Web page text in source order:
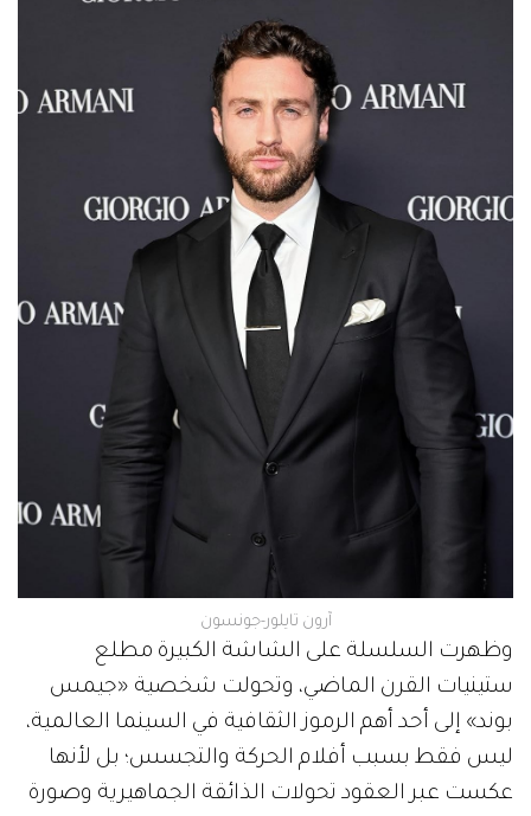
آرون تايلور-جونسون
وظهرت السلسلة على الشاشة الكبيرة مطلع
ستينيات القرن الماضي، وتحولت شخصية «جيمس
بوند» إلى أحد أهم الرموز الثقافية في السينما العالمية،
ليس فقط بسبب أفلام الحركة والتجسس؛ بل لأنها
عكست عبر العقود تحولات الذائقة الجماهيرية وصورة